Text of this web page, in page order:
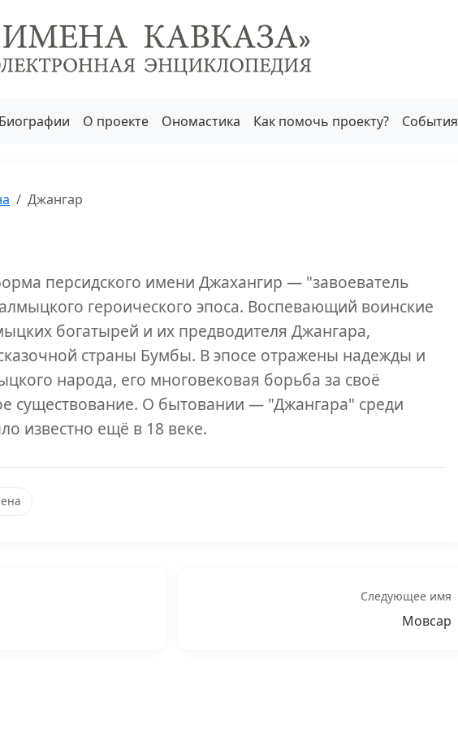
Биографии О проекте Ономастика Как помочь проекту? События
Джангар
персидского имени Джахангир — "завоеватель
героического эпоса. Воспевающий воинские
богатырей и их предводителя Джангара,
страны Бумбы. В эпосе отражены надежды и
народа, его многовековая борьба за своё
существование. О бытовании — "Джангара" среди
известно ещё в 18 веке.
Следующее имя
Мовсар